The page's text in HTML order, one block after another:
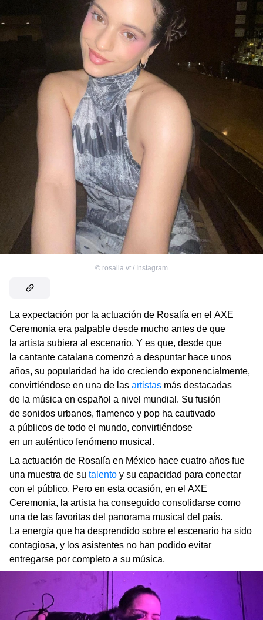
© rosalia.vt / Instagram
La expectación por la actuación de Rosalía en el AXE
Ceremonia era palpable desde mucho antes de que
la artista subiera al escenario. Y es que, desde que
la cantante catalana comenzó a despuntar hace unos
años, su popularidad ha ido creciendo exponencialmente,
convirtiéndose en una de las artistas más destacadas
de la música en español a nivel mundial. Su fusión
de sonidos urbanos, flamenco y pop ha cautivado
a públicos de todo el mundo, convirtiéndose
en un auténtico fenómeno musical.
La actuación de Rosalía en México hace cuatro años fue
una muestra de su talento y su capacidad para conectar
con el público. Pero en esta ocasión, en el AXE
Ceremonia, la artista ha conseguido consolidarse como
una de las favoritas del panorama musical del país.
La energía que ha desprendido sobre el escenario ha sido
contagiosa, y los asistentes no han podido evitar
entregarse por completo a su música.